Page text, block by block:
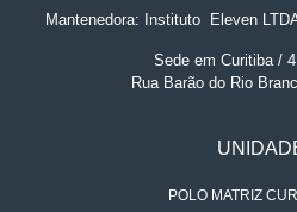
Mantenedora: Instituto. Eleven
Sede em Curitiba /
Rua Barão do Rio
POLO MATRIZ